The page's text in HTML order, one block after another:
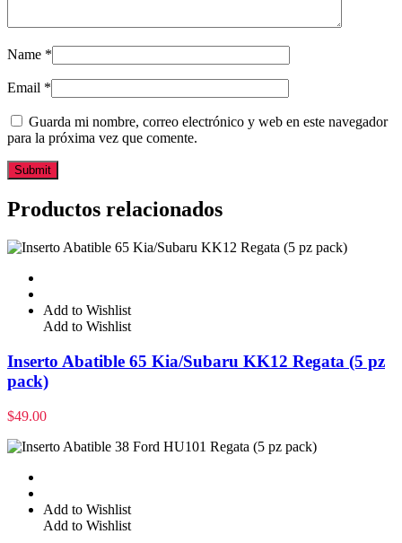
Name *
Email *
Guarda mi nombre, correo electrónico y web en este navegador
para la próxima vez que comente.
Productos relacionados
Add to Wishlist
Add to Wishlist
Inserto Abatible 65 Kia/Subaru KK12 Regata (5 pz
pack)
$49.00
Add to Wishlist
Add to Wishlist